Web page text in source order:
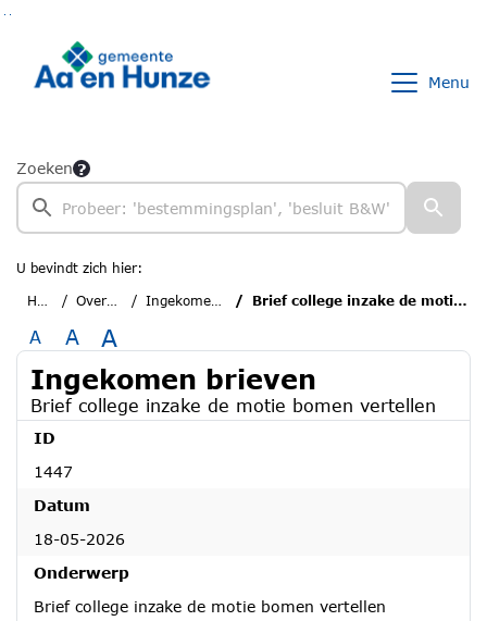
Menu
Zoeken
U bevindt zich hier:
Home
Overzichten Ingekomen brieven Brief college inzake de motie bomen vertellen
A A A
Ingekomen brieven
Brief college inzake de motie bomen vertellen
ID
1447
Datum
18-05-2026
Onderwerp
Brief college inzake de motie bomen vertellen